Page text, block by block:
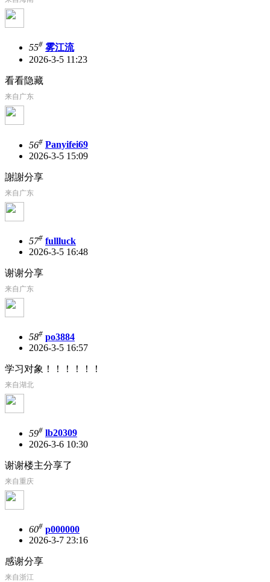
55# 雾江流
2026-3-5 11:23
看看隐藏
来自广东
56# Panyifei69
2026-3-5 15:09
謝謝分享
来自广东
57# fullluck
2026-3-5 16:48
谢谢分享
来自广东
58# po3884
2026-3-5 16:57
学习对象！！！！！！
来自湖北
59# lb20309
2026-3-6 10:30
谢谢楼主分享了
来自重庆
60# p000000
2026-3-7 23:16
感谢分享
来自浙江